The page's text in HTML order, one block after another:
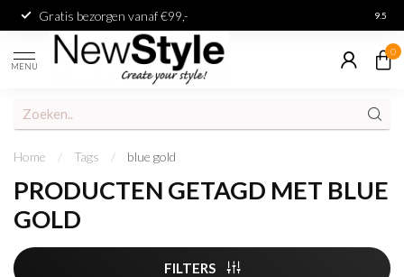
Gratis bezorgen vanaf €99,- 9.5
MENU
0
Home / Tags / blue gold
PRODUCTEN GETAGD MET BLUE
GOLD
FILTERS